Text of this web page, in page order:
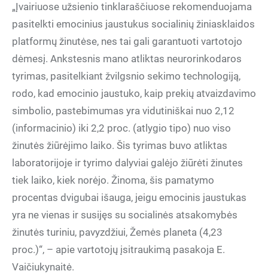
„Įvairiuose užsienio tinklaraščiuose rekomenduojama
pasitelkti emocinius jaustukus socialinių žiniasklaidos
platformų žinutėse, nes tai gali garantuoti vartotojo
dėmesį. Ankstesnis mano atliktas neurorinkodaros
tyrimas, pasitelkiant žvilgsnio sekimo technologiją,
rodo, kad emocinio jaustuko, kaip prekių atvaizdavimo
simbolio, pastebimumas yra vidutiniškai nuo 2,12
(informacinio) iki 2,2 proc. (atlygio tipo) nuo viso
žinutės žiūrėjimo laiko. Šis tyrimas buvo atliktas
laboratorijoje ir tyrimo dalyviai galėjo žiūrėti žinutes
tiek laiko, kiek norėjo. Žinoma, šis pamatymo
procentas dvigubai išauga, jeigu emocinis jaustukas
yra ne vienas ir susijęs su socialinės atsakomybės
žinutės turiniu, pavyzdžiui, Žemės planeta (4,23
proc.)“, – apie vartotojų įsitraukimą pasakoja E.
Vaičiukynaitė.